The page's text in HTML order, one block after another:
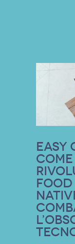
Easy
food